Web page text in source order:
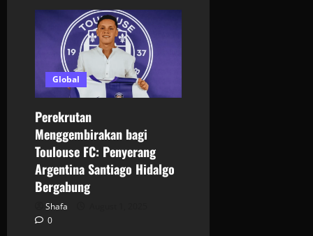
Global
Perekrutan
Menggembirakan bagi
Toulouse FC: Penyerang
Argentina Santiago Hidalgo
Bergabung
Shafa
0